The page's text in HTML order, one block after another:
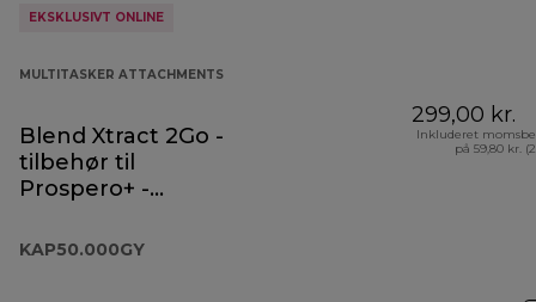
EKSKLUSIVT ONLINE
MULTITASKER ATTACHMENTS
Blend Xtract 2Go -
tilbehør til
Prospero+ -
KAP50.000GY
299,00 kr.
Inkluderet
på 59,80 kr.